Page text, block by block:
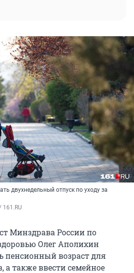
двухнедельный отпуск по уходу за
161.RU
Минздрава России по
Олег Аполихин
пенсионный возраст для
а также ввести семейное